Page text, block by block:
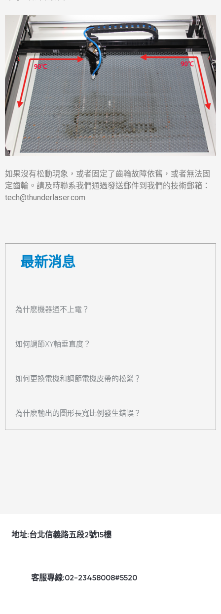
如果沒有松動現象，或者固定了齒輪故障依舊，或者無法固
定齒輪。請及時聯系我們通過發送郵件到我們的技術郵箱：
tech@thunderlaser.com
最新消息
為什麽機器通不上電？
如何調節XY軸垂直度？
如何更換電機和調節電機皮帶的松緊？
為什麽輸出的圖形長寬比例發生錯誤？
客服專線:02-23458008#5520
地址:台北信義路五段2號15樓